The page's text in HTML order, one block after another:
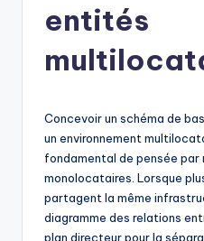
&
entités
Concevoir un schéma de
un environnement
fondamental de pensée
monolocataires. Lorsque
partagent la même
diagramme des relations
plan directeur pour la